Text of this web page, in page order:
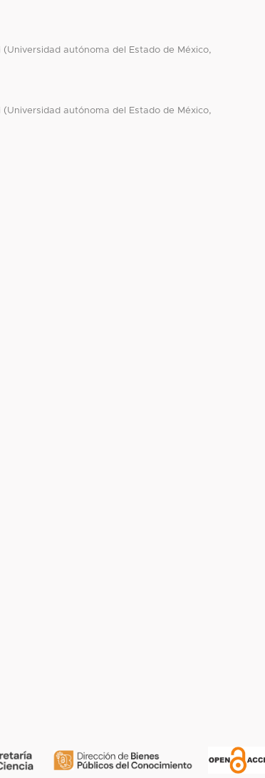
(Universidad autónoma del Estado de México,
(Universidad autónoma del Estado de México,